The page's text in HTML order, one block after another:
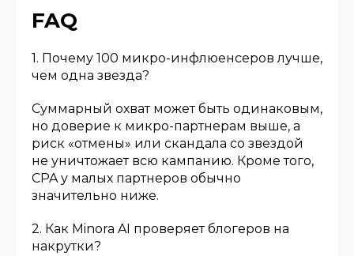
FAQ
1. Почему 100 микро-инфлюенсеров лучше,
чем одна звезда?
Суммарный охват может быть одинаковым,
но доверие к микро-партнерам выше, а
риск «отмены» или скандала со звездой
не уничтожает всю кампанию. Кроме того,
CPA у малых партнеров обычно
значительно ниже.
2. Как Minora AI проверяет блогеров на
накрутки?